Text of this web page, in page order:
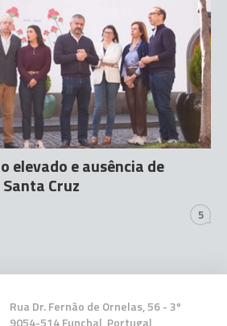
elevado e ausência de
Cruz
5
Rua Dr. Fernão de Ornelas, 56 - 3º
9054-514 Funchal, Portugal